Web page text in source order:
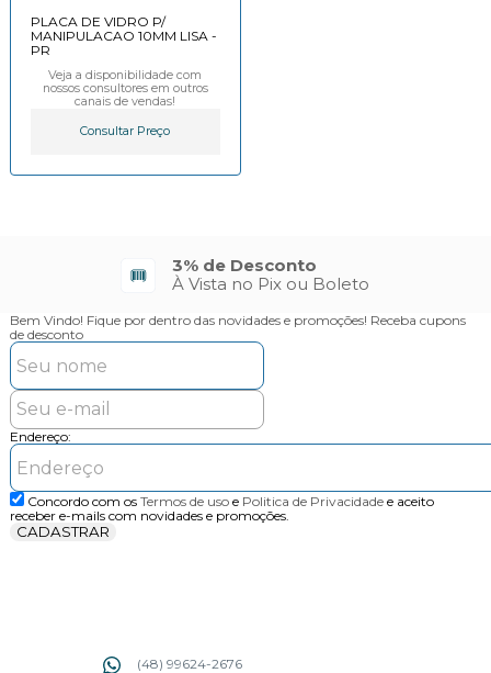
PLACA DE VIDRO P/
MANIPULACAO 10MM LISA -
PR
Veja a disponibilidade com
nossos consultores em outros
canais de vendas!
Consultar Preço
Parcelamento
Até 10X sem juros no Cartão
Bem Vindo! Fique por dentro das novidades e promoções! Receba cupons
de desconto
Endereço:
Concordo com os Termos de usoe Politica de Privacidadee aceito
receber e-mails com novidades e promoções.
CADASTRAR
(48) 99624-2676